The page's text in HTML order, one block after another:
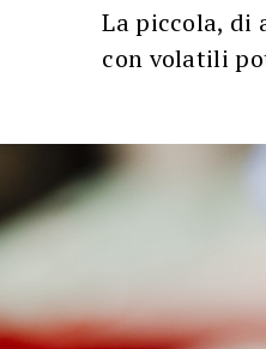
La piccola, di
con volatili